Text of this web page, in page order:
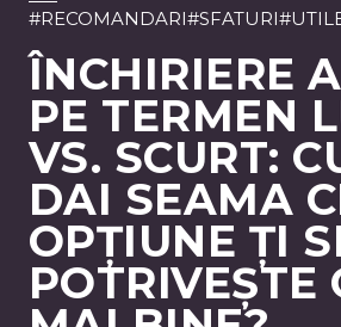
#RECOMANDARI#SFATURI#
ÎNCHIRIERE
PE TERMEN
VS. SCURT:
DAI SEAMA
OPȚIUNE ȚI
POTRIVEȘTE